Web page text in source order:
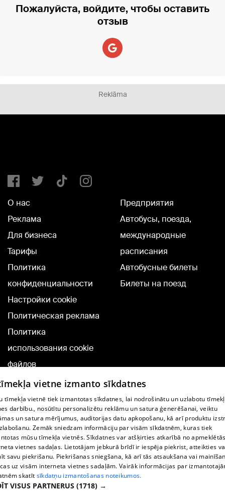
Пожалуйста, войдите, чтобы оставить
отзыв
Reklāma
О нас
Реклама
Для бизнеса
Тарифы
Политика
конфиденциальности
Настройки cookie
Политическая реклама
Политика
использования cookie
файлов
Добавление
комментариев
Предприятия
Автобусы, поезда,
международные
расписания
Автобусные билеты
Билеты на поезд
TВ-программа
Условия договора
360 Ziņu kontakti
Helio Media
Служба помощи портала: э-почта -
vietne izmanto sīkdatnes
tīmekļa vietnē tiek izmantotas sīkdatnes, lai nodrošinātu un uzlabotu
darbību., nosūtītu personalizētu reklāmu un satura ģenerēšanai, veiktu
un satura mērījumus, auditorijas datu apkopošanu, kā arī produktu
Zemāk sniedzam informāciju par visām sīkdatnēm, kuras tiek
mūsu tīmekļa vietnēs. Sīkdatnes var atšķirties atkarībā no
vietnes sadaļas. Lietotājam jebkurā brīdī ir iespēja piekrist, atteikties
savu piekrišanu. Piekrišanas sniegšana, kā arī tās atsaukšana vai
uz visām interneta vietnes sadaļām. Vairāk informācijas par
skatīt sīkdatņu izmantošanas noteikumos.
VISUS PARTNERUS (1718) →